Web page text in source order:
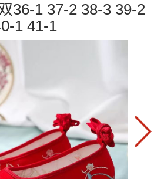
36-1 37-2 38-3 39-2
1 41-1